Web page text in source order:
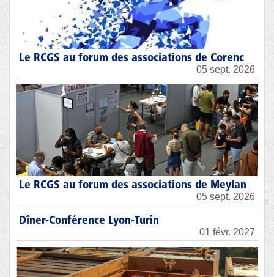
Le RCGS au forum des associations de Corenc
05 sept. 2026
Le RCGS au forum des associations de Meylan
05 sept. 2026
Dîner-Conférence Lyon-Turin
01 févr. 2027